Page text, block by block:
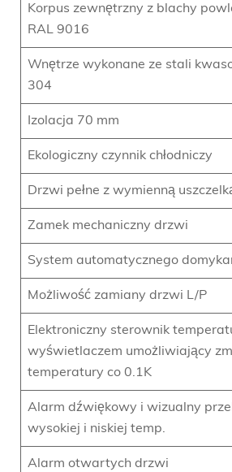
Korpus zewnętrzny z blachy
RAL 9016
Wnętrze wykonane ze stali
304
Izolacja 70 mm
Ekologiczny czynnik chłodniczy
Drzwi pełne z wymienną
Zamek mechaniczny drzwi
System automatycznego
Możliwość zamiany drzwi L/P
Elektroniczny sterownik
wyświetlaczem umożliwiający
temperatury co 0.1K
Alarm dźwiękowy i wizualny
wysokiej i niskiej temp.
Alarm otwartych drzwi